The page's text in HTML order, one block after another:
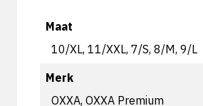
Maat
10/XL, 11/XXL, 7/S, 8/M, 9/L
Merk
OXXA, OXXA Premium